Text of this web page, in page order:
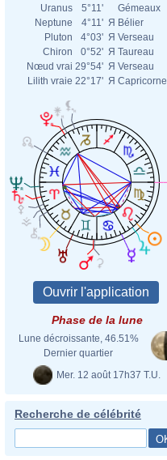
Uranus
5°11'
Gémeaux
Neptune
4°11' Я Bélier
Pluton
4°03' Я Verseau
Chiron
0°52' Я Taureau
Nœud vrai 29°54' Я Verseau
Lilith vraie 22°17' Я Capricorne
Phase de la lune
Lune décroissante, 46.51%
Dernier quartier
Mer. 12 août 17h37 T.U.
Recherche de célébrité